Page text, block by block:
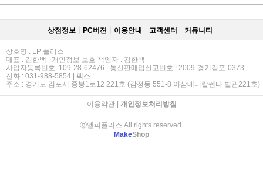
상점정보 PC버젼 이용안내 고객센터 커뮤니티
상호명 : LP 플러스
대표 : 김한백 | 개인정보 보호 책임자 : 김한백
사업자등록번호 :109-28-62476 | 통신판매업신고번호 : 2009-경기김포-0373
전화 : 031-988-5854 | 팩스 :
주소 : 경기도 김포시 중봉1로12 221호 (감정동 551-8 이삼메디칼쎈타 별관221호)
이용약관| 개인정보처리방침
ⓒ엘피플러스 All rights reserved.
MakeShop